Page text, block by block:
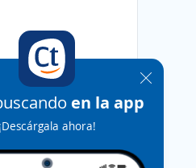
en la app
¡Descárgala ahora!